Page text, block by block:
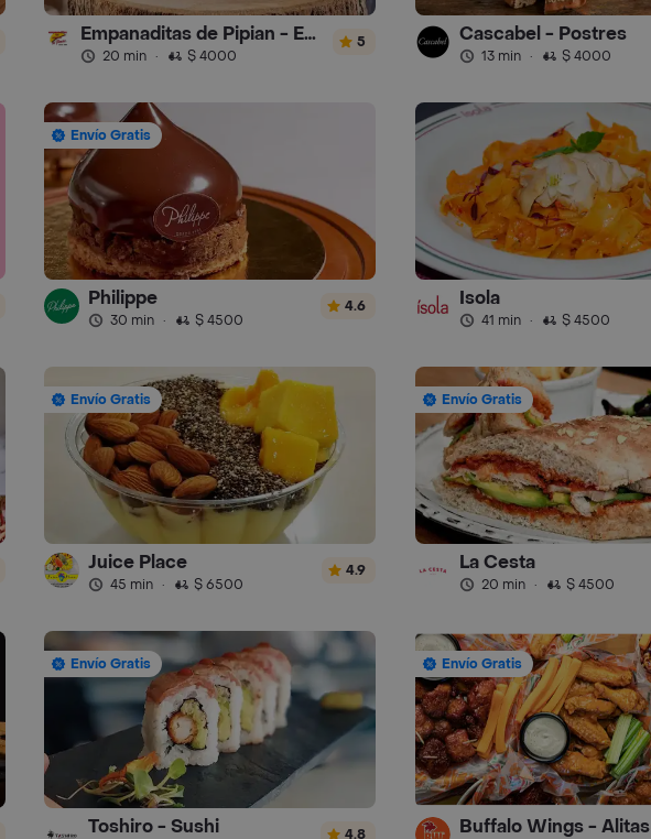
Empanaditas de Pipian - Empanadas
20 min · $ 4000
5 Cascabel - Postres
13 min · $ 4000
Envío Gratis
Philippe
30 min · $ 4500
4.6 Isola
41 min · $ 4500
Envío Gratis
Juice Place
45 min · $ 6500
4.9
Envío Gratis
La Cesta
20 min · $ 4500
Envío Gratis
Toshiro - Sushi 4.8
Envío Gratis
Buffalo Wings - Alitas